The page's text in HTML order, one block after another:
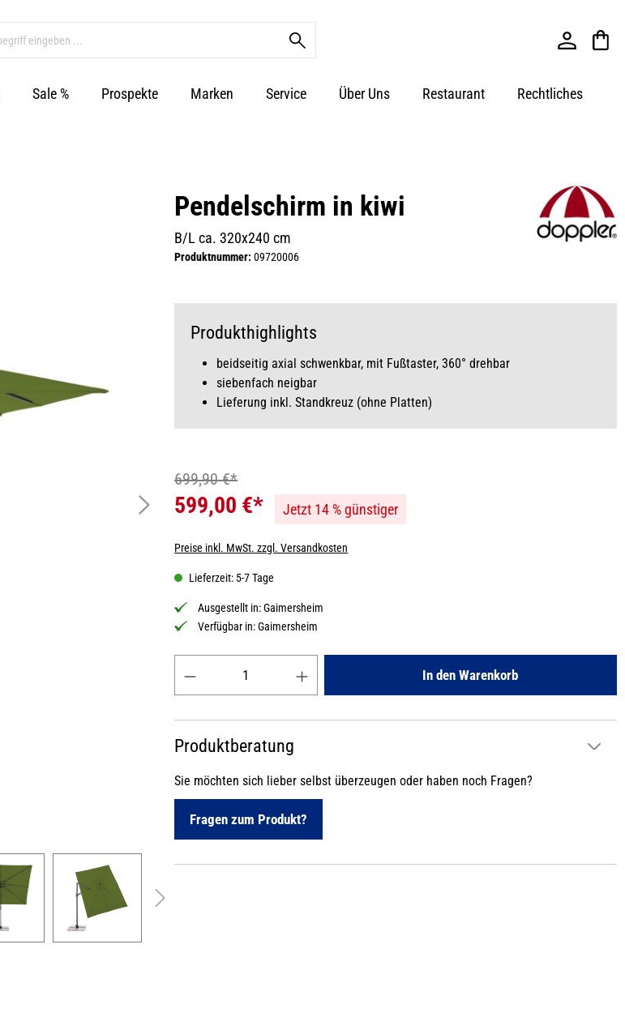
Sale % Prospekte Marken Service Über Uns Restaurant Rechtliches
Pendelschirm in kiwi
B/L ca. 320x240 cm
Produktnummer:09720006
Produkthighlights
beidseitig axial schwenkbar, mit Fußtaster, 360° drehbar
siebenfach neigbar
Lieferung inkl. Standkreuz (ohne Platten)
699,90 €*
599,00 €* Jetzt 14 % günstiger
Preise inkl. MwSt. zzgl. Versandkosten
Lieferzeit: 5-7 Tage
Ausgestellt in:Gaimersheim
Verfügbar in:Gaimersheim
In den Warenkorb
Produktberatung
Sie möchten sich lieber selbst überzeugen oder haben noch Fragen?
Fragen zum Produkt?